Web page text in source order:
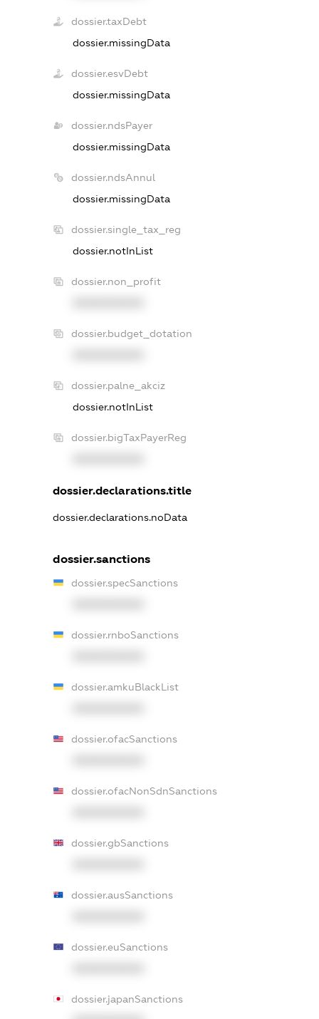
dossier.taxDebt
dossier.missingData
dossier.esvDebt
dossier.missingData
dossier.ndsPayer
dossier.missingData
dossier.ndsAnnul
dossier.missingData
dossier.single_tax_reg
dossier.notInList
dossier.non_profit
dossier.budget_dotation
dossier.palne_akciz
dossier.notInList
dossier.bigTaxPayerReg
dossier.declarations.title
dossier.declarations.noData
dossier.sanctions
dossier.specSanctions
dossier.rnboSanctions
dossier.amkuBlackList
dossier.ofacSanctions
dossier.ofacNonSdnSanctions
dossier.gbSanctions
dossier.ausSanctions
dossier.euSanctions
dossier.japanSanctions